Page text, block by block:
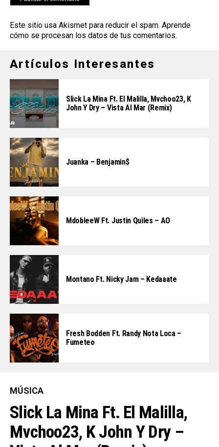
Este sitio usa Akismet para reducir el spam. Aprende
cómo se procesan los datos de tus comentarios.
Artículos Interesantes
Slick La Mina Ft. El Malilla, Mvchoo23, K
John Y Dry – Vista Al Mar (Remix)
Juanka – Benjamin$
MdobleeW Ft. Justin Quiles – AO
Montano Ft. Nicky Jam – Kedaaate
Fresh Bodden Ft. Randy Nota Loca –
Fumeteo
MÚSICA
Slick La Mina Ft. El Malilla,
Mvchoo23, K John Y Dry –